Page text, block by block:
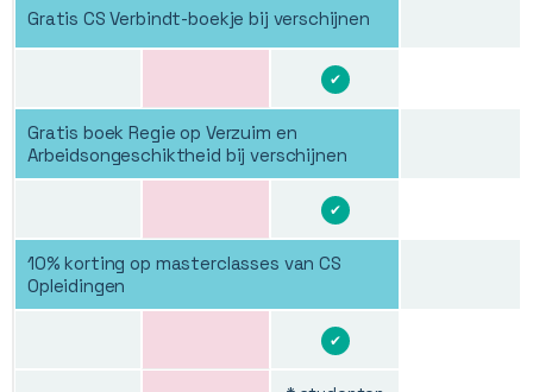
Gratis CS Verbindt-boekje bij verschijnen
✔
Gratis boek Regie op Verzuim en
Arbeidsongeschiktheid bij verschijnen
✔
10% korting op masterclasses van CS
Opleidingen
✔